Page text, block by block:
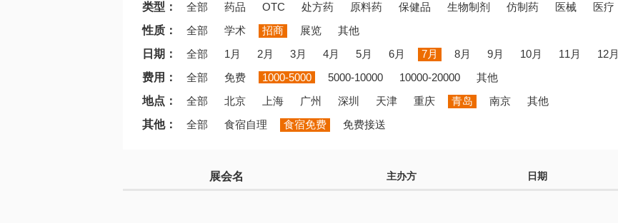
类型： 全部 药品 OTC 处方药 原料药 保健品 生物制剂 仿制药 医械 医疗
性质：
全部 学术 招商 展览
其他
日期：
全部 1月 2月 3月 4月 5月 6月 7月 8月 9月 10月 11月
12月
费用：
全部 免费 1000-5000 5000-10000 10000-20000
其他
地点：
全部 北京 上海 广州 深圳 天津 重庆 青岛 南京
其他
其他：
全部 食宿自理 食宿免费 免费接送
展会名 主办方 日期